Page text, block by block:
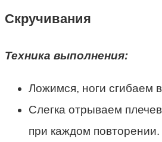
Скручивания
Техника выполнения:
Ложимся, ноги сгибаем
Слегка отрываем
при каждом повторении.